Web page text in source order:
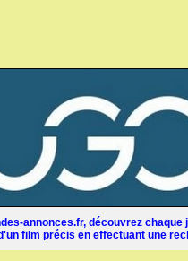
annonces.fr, découvrez
film précis en effectuant une